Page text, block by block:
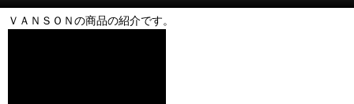
ＶＡＮＳＯＮの商品の紹介です。